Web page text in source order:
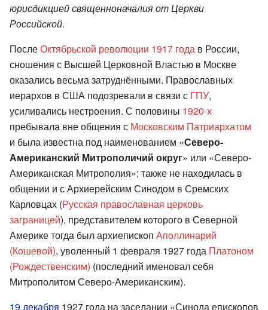
юрисдикцией священноначалия от Церкви
Российской.
ПослеОктябрьской революции 1917 года в России,
сношения с Высшей Церковной Властью в Москве
оказались весьма затруднёнными. Православных
иерархов в США подозревали в связи с ГПУ,
усиливались нестроения. С половины 1920-х
пребывала вне общения с Московским Патриархатом
и была известна под наименованием «Северо-
Американский Митрополичий округ» или «Северо-
Американская Митрополия»; также не находилась в
общении и с Архиерейским Синодом в Сремских
Карловцах (Русская православная церковь
заграницей), представителем которого в Северной
Америке тогда был архиепископ Аполлинарий
(Кошевой), уволенный 1 февраля 1927 года Платоном
(Рождественским) (последний именовал себя
Митрополитом Северо-Американским).
19 декабря 1927 года на заседании «Синода епископов